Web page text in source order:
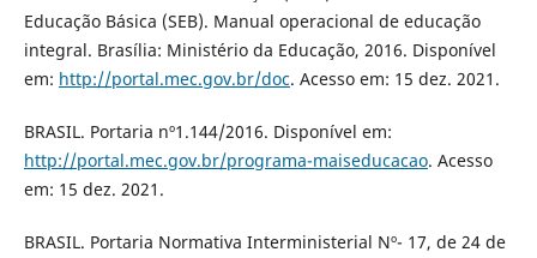
Educação Básica (SEB). Manual operacional de educação
integral. Brasília: Ministério da Educação, 2016. Disponível
em: http://portal.mec.gov.br/doc. Acesso em: 15 dez. 2021.
BRASIL. Portaria nº1.144/2016. Disponível em:
http://portal.mec.gov.br/programa-maiseducacao. Acesso
em: 15 dez. 2021.
BRASIL. Portaria Normativa Interministerial Nº- 17, de 24 de